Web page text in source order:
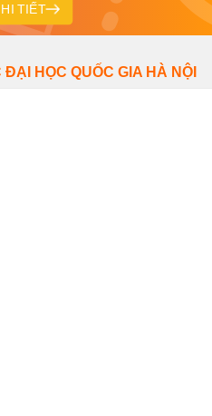
TIẾT
HỌC QUỐC GIA HÀ NỘI